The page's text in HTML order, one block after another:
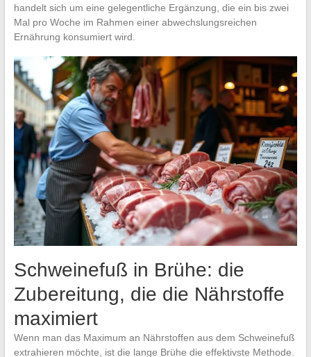
handelt sich um eine gelegentliche Ergänzung, die ein bis zwei
Mal pro Woche im Rahmen einer abwechslungsreichen
Ernährung konsumiert wird.
Schweinefuß in Brühe: die
Zubereitung, die die Nährstoffe
maximiert
Wenn man das Maximum an Nährstoffen aus dem Schweinefuß
extrahieren möchte, ist die lange Brühe die effektivste Methode.